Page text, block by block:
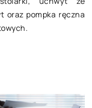
oraz pompka ręczna